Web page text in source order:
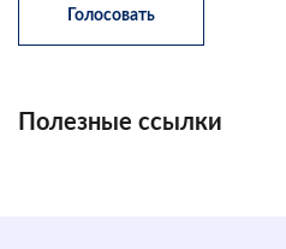
Полезные ссылки